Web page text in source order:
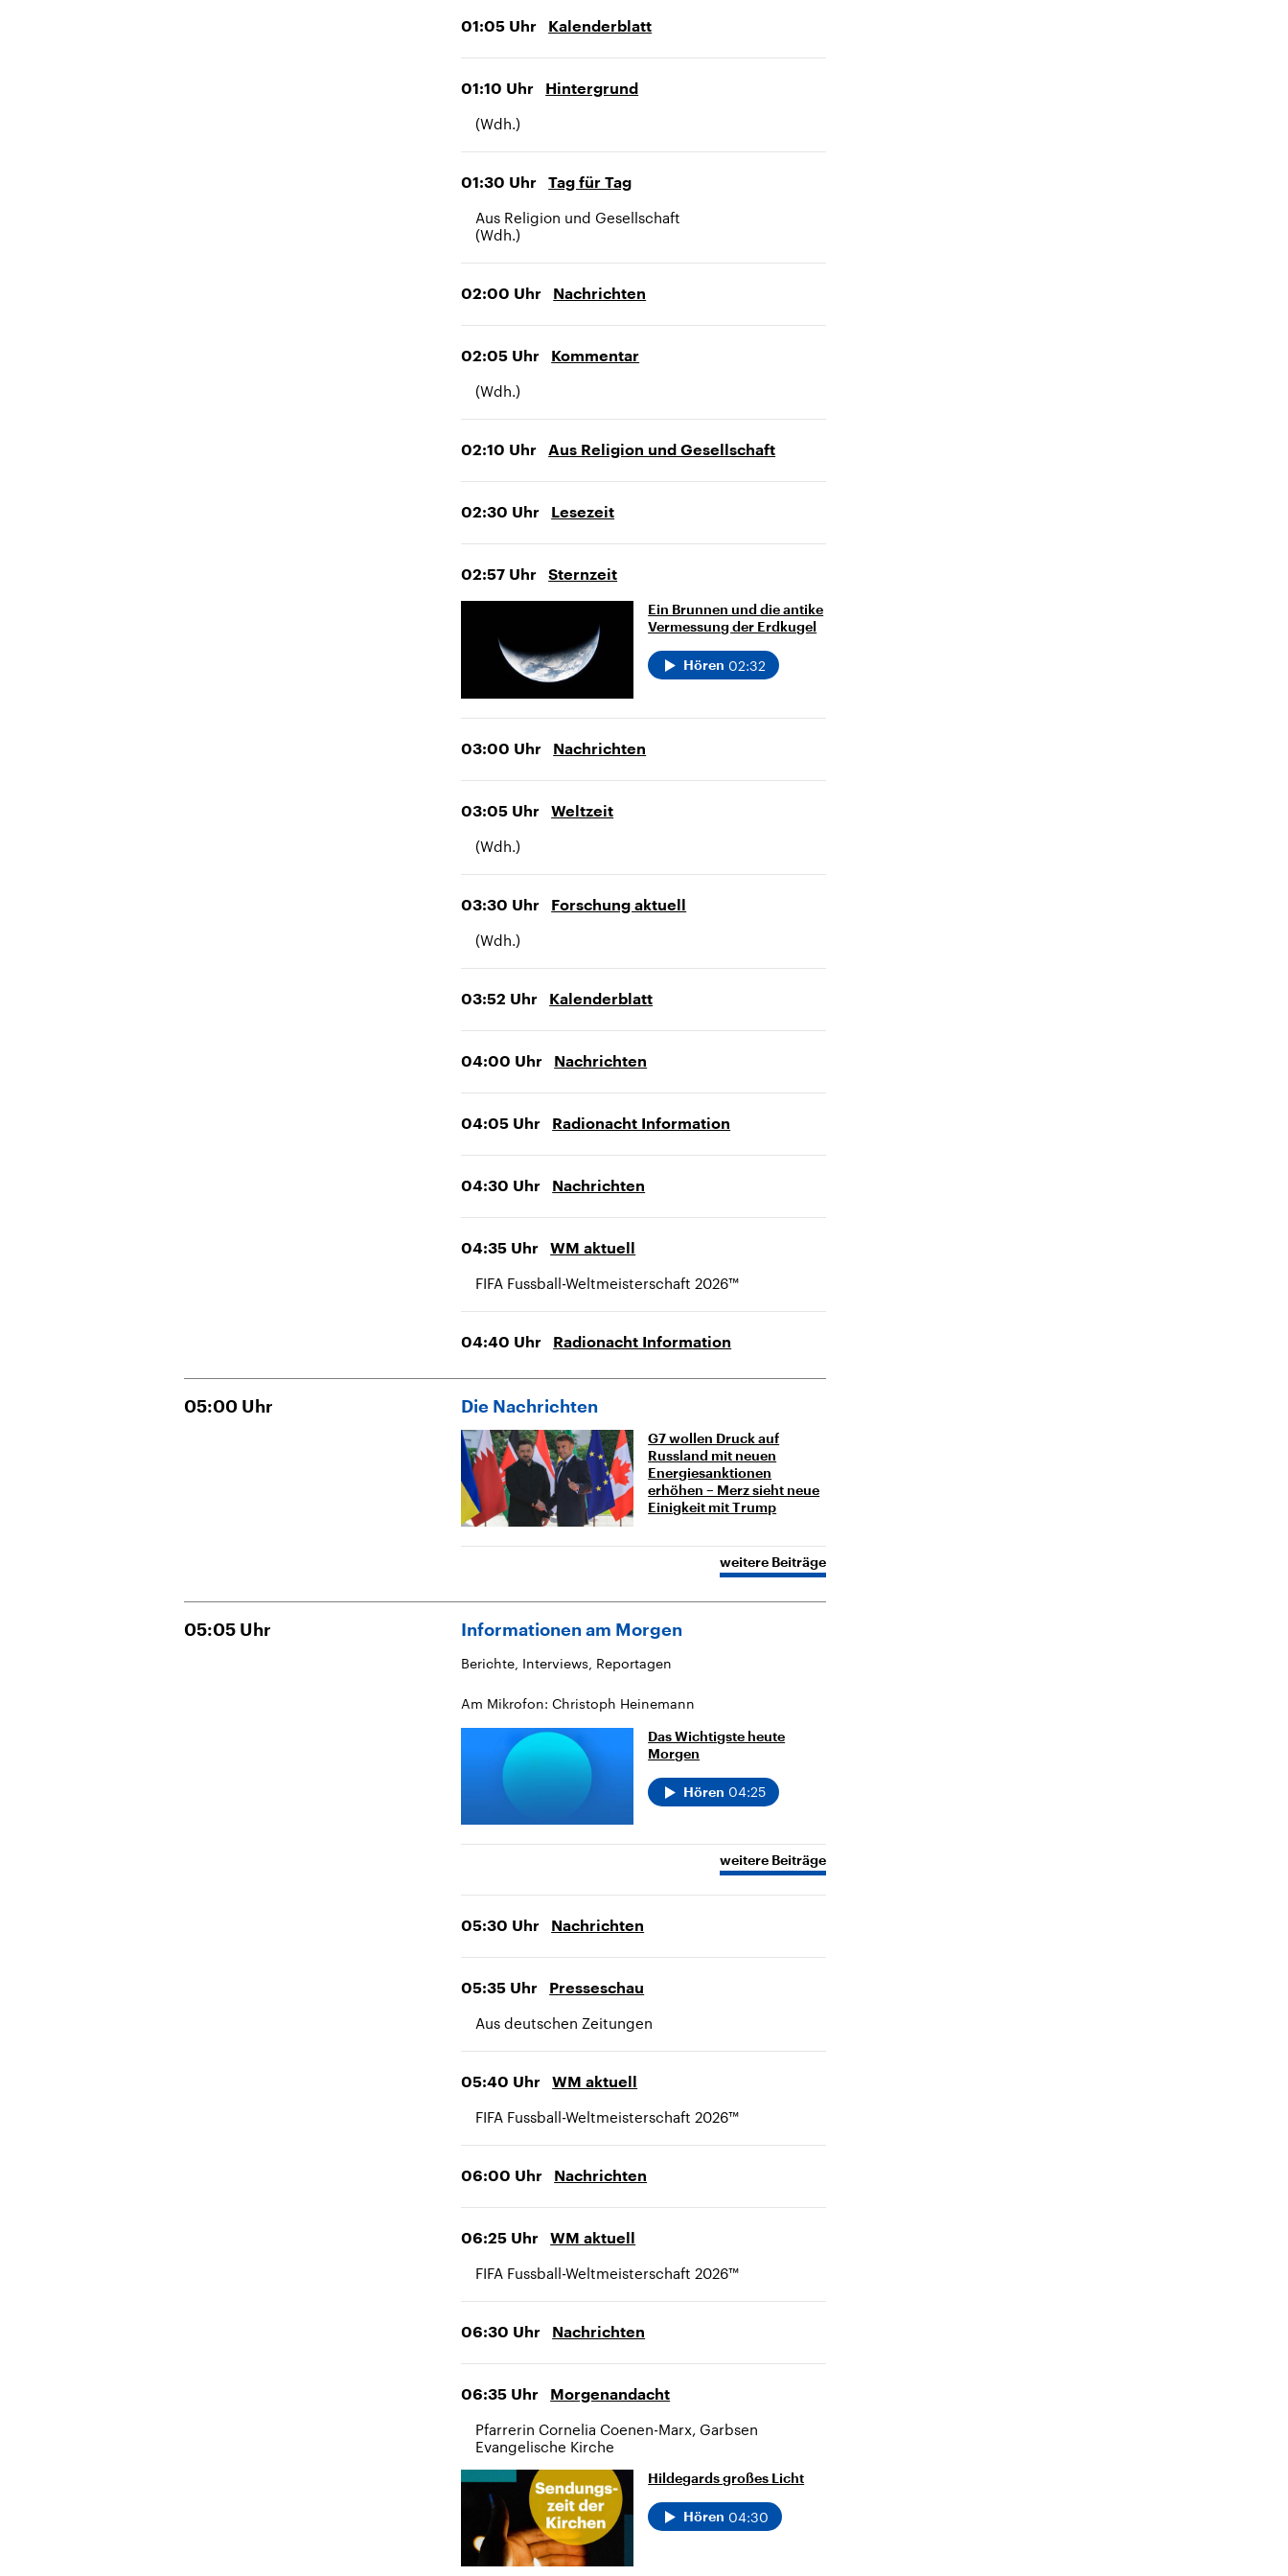
01:05 Uhr Kalenderblatt
01:10 Uhr Hintergrund
(Wdh.)
01:30 Uhr Tag für Tag
Aus Religion und Gesellschaft
(Wdh.)
02:00 Uhr Nachrichten
02:05 Uhr Kommentar
(Wdh.)
02:10 Uhr Aus Religion und Gesellschaft
02:30 Uhr Lesezeit
02:57 Uhr Sternzeit
Ein Brunnen und die antike
Vermessung der Erdkugel
Hören 02:32
03:00 Uhr Nachrichten
03:05 Uhr Weltzeit
(Wdh.)
03:30 Uhr Forschung aktuell
(Wdh.)
03:52 Uhr Kalenderblatt
04:00 Uhr Nachrichten
04:05 Uhr Radionacht Information
04:30 Uhr Nachrichten
04:35 Uhr WM aktuell
FIFA Fussball-Weltmeisterschaft 2026™
04:40 Uhr Radionacht Information
05:00 Uhr Die Nachrichten
G7 wollen Druck auf
Russland mit neuen
Energiesanktionen
erhöhen – Merz sieht neue
Einigkeit mit Trump
weitere Beiträge
05:05 Uhr Informationen am Morgen
Berichte, Interviews, Reportagen
Am Mikrofon: Christoph Heinemann
Das Wichtigste heute
Morgen
Hören 04:25
weitere Beiträge
05:30 Uhr Nachrichten
05:35 Uhr Presseschau
Aus deutschen Zeitungen
05:40 Uhr WM aktuell
FIFA Fussball-Weltmeisterschaft 2026™
06:00 Uhr Nachrichten
06:25 Uhr WM aktuell
FIFA Fussball-Weltmeisterschaft 2026™
06:30 Uhr Nachrichten
06:35 Uhr Morgenandacht
Pfarrerin Cornelia Coenen-Marx, Garbsen
Evangelische Kirche
Hildegards großes Licht
Hören 04:30